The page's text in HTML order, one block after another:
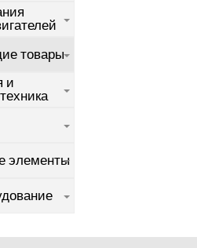
товары
и
элементы